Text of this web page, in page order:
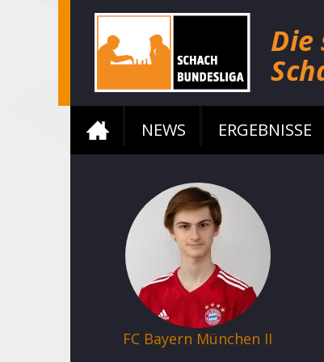
NEWS ERGEBNISSE
FC Bayern München II